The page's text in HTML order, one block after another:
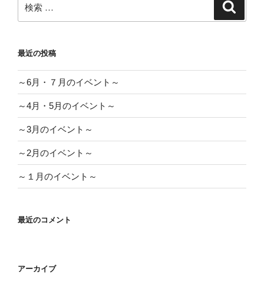
索:
最近の投稿
～6月・７月のイベント～
～4月・5月のイベント～
～3月のイベント～
～2月のイベント～
～１月のイベント～
最近のコメント
アーカイブ